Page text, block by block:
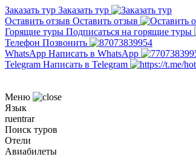
Заказать тур Заказать тур
Оставить отзыв Оставить отзыв
Горящие туры Подписаться на горящие туры
Телефон Позвонить
WhatsApp Написать в WhatsApp
Telegram Написать в Telegram
Меню
Язык
ruentrar
Поиск туров
Отели
Авиабилеты